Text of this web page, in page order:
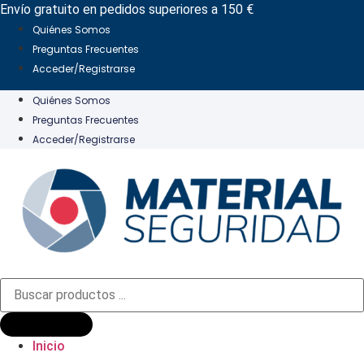
Ir
contenido
Envío gratuito en pedidos superiores a 150 €
Quiénes Somos
Preguntas Frecuentes
Acceder/Registrarse
Quiénes Somos
Preguntas Frecuentes
Acceder/Registrarse
Búsqueda
productos
Inicio